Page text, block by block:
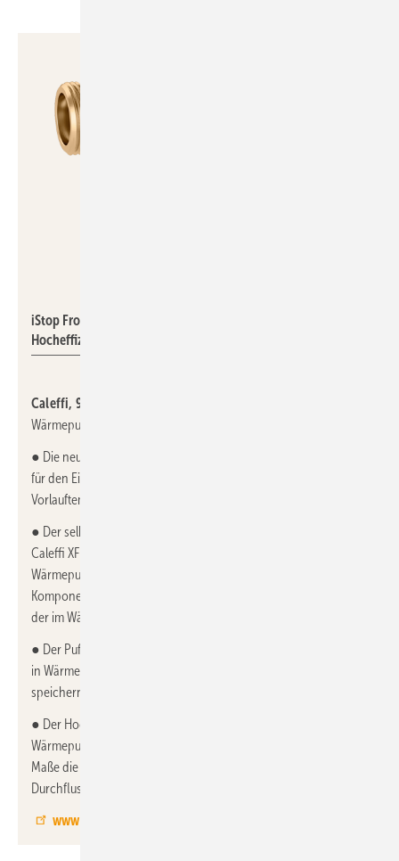
iStop Frostschutzventil der Serie 108 (li.) und
Hocheffizienzentlüfter Caleffi HED.
Caleffi, 9.1-B31,
Wärmepumpensysteme entwickelt worden sind.
● Die neue Version der iStop Frostschutzventile der Serie 108 ist
für den Einsatz bei Wärmepumpen mit Gas als Kältemittel – für
Vorlauftemperaturen bis 90 °C.
● Der selbstreinigende, halbautomatische Schlammabscheider
Caleffi XF ist speziell für die hohen Volumenströme in
Wärmepumpenanlagen ausgelegt und schützt ihre
Komponenten und Bauteile vor der verschleißenden Wirkung
der im Wärmeträger enthaltenen Verunreinigungen.
● Der Pufferspeicher/Hydraulische Weiche der Serie 5485 dient
in Wärmepumpensystemen dazu, überschüssige Wärme zu
speichern und bei Bedarf an das Heizungssystem abzugeben.
● Der Hocheffizienzentlüfter Caleffi HED wurde speziell für
Wärmepumpenanlagen entwickelt und ist in der Lage, im hohen
Maße die in der Wärmeträgerflüssigkeit enthaltene Luft im ersten
Durchfluss abzuführen.
www.caleffi.com